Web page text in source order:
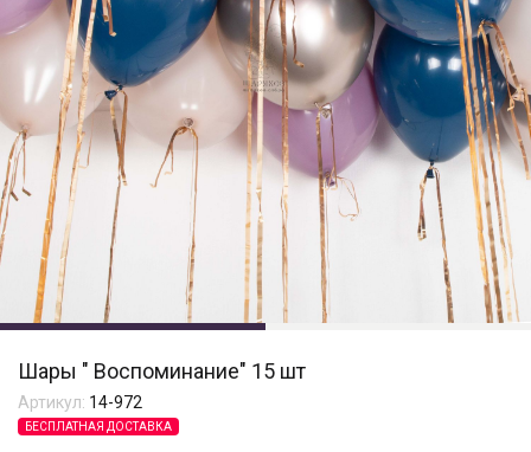
Шары " Воспоминание" 15 шт
Артикул: 14-972
БЕСПЛАТНАЯ ДОСТАВКА